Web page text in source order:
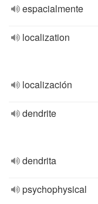
espacialmente
localization
localización
dendrite
dendrita
psychophysical